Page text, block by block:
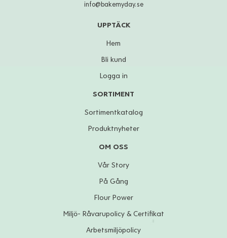
info@bakemyday.se
UPPTÄCK
Hem
Bli kund
Logga in
SORTIMENT
Sortimentkatalog
Produktnyheter
OM OSS
Vår Story
På Gång
Flour Power
Miljö- Råvarupolicy & Certifikat
Arbetsmiljöpolicy